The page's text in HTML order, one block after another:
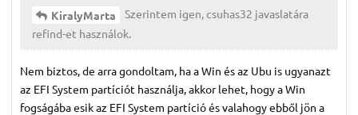
KiralyMarta
Szerintem igen, csuhas32 javaslatára
refind-et használok.
Nem biztos, de arra gondoltam, ha a Win és az Ubu is ugyanazt
az EFI System partíciót használja, akkor lehet, hogy a Win
fogságába esik az EFI System partíció és valahogy ebből jön a